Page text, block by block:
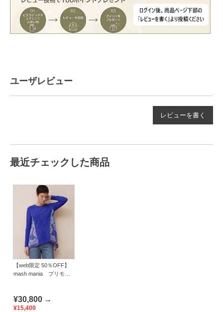
ユーザレビュー
レビューを書く
最近チェックした商品
【web限定 50％OFF】
mash mania プリモー
¥30,800 →
¥15,400